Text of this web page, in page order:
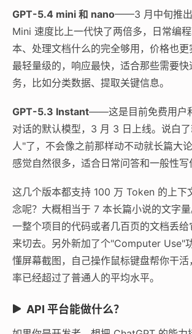
GPT-5.4 mini 和 nano——3 月中旬推出
Mini 速度比上一代快了两倍多，日常编
本、处理文档什么的完全够用，价格也
最轻量级的，响应最快，适合那些需要
务，比如分类数据、提取关键信息。
GPT-5.3 Instant——这是目前免费用户
对话的默认模型，3 月 3 日上线。说白
人"了，不会像之前那样动不动就长篇大
感觉自然很多，适合日常问答和一般性写
这几个版本都支持 100 万 Token 的上下
念呢？大概相当于 7 本长篇小说的文字
一整个项目的代码或者几百页的文档丢
来切去。另外新加了个"Computer Use"
懂屏幕截图，自己操作鼠标键盘帮你干
率已经超过了普通人的平均水平。
API 平台能做什么？